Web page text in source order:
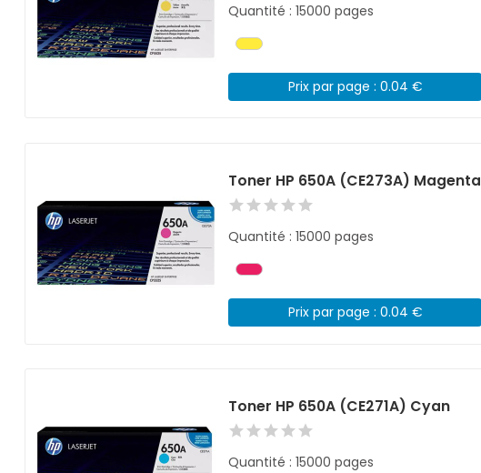
Quantité : 15000 pages
Prix par page : 0.04 €
Toner HP 650A (CE273A) Magenta
Quantité : 15000 pages
Prix par page : 0.04 €
Toner HP 650A (CE271A) Cyan
Quantité : 15000 pages